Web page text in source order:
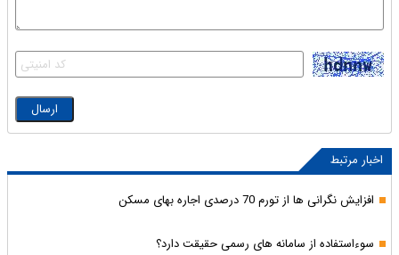
اخبار مرتبط
افزایش نگرانی ها از تورم 70 درصدی اجاره بهای مسکن
سوءاستفاده از سامانه های رسمی حقیقت دارد؟